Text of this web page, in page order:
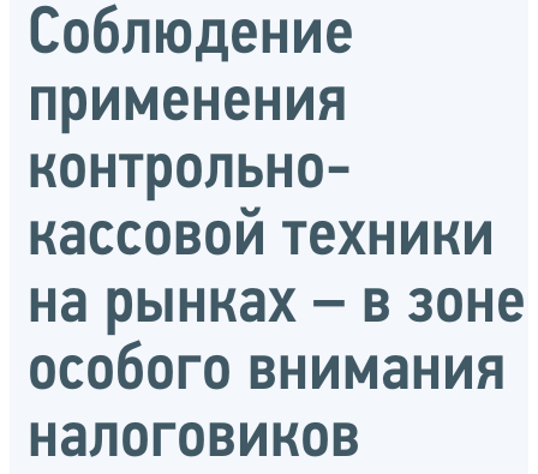
Соблюдение
применения
контрольно-
кассовой техники
на рынках – в зоне
особого внимания
налоговиков